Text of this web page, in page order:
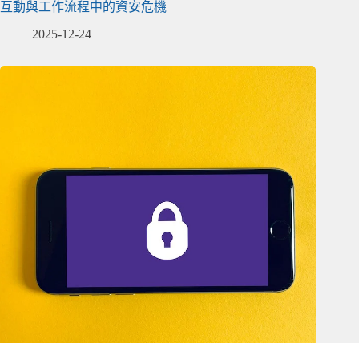
互動與工作流程中的資安危機
2025-12-24